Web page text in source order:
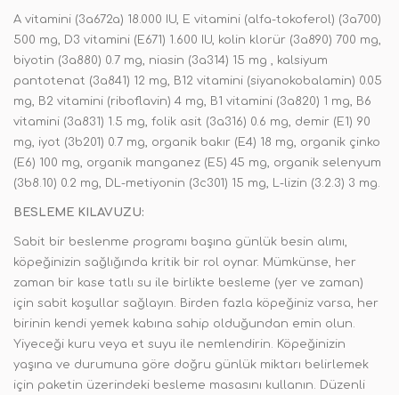
A vitamini (3a672a) 18.000 IU, E vitamini (alfa-tokoferol) (3a700)
500 mg, D3 vitamini (E671) 1.600 IU, kolin klorür (3a890) 700 mg,
biyotin (3a880) 0.7 mg, niasin (3a314) 15 mg , kalsiyum
pantotenat (3a841) 12 mg, B12 vitamini (siyanokobalamin) 0.05
mg, B2 vitamini (riboflavin) 4 mg, B1 vitamini (3a820) 1 mg, B6
vitamini (3a831) 1.5 mg, folik asit (3a316) 0.6 mg, demir (E1) 90
mg, iyot (3b201) 0.7 mg, organik bakır (E4) 18 mg, organik çinko
(E6) 100 mg, organik manganez (E5) 45 mg, organik selenyum
(3b8.10) 0.2 mg, DL-metiyonin (3c301) 15 mg, L-lizin (3.2.3) 3 mg.
BESLEME KILAVUZU:
Sabit bir beslenme programı başına günlük besin alımı,
köpeğinizin sağlığında kritik bir rol oynar. Mümkünse, her
zaman bir kase tatlı su ile birlikte besleme (yer ve zaman)
için sabit koşullar sağlayın. Birden fazla köpeğiniz varsa, her
birinin kendi yemek kabına sahip olduğundan emin olun.
Yiyeceği kuru veya et suyu ile nemlendirin. Köpeğinizin
yaşına ve durumuna göre doğru günlük miktarı belirlemek
için paketin üzerindeki besleme masasını kullanın. Düzenli